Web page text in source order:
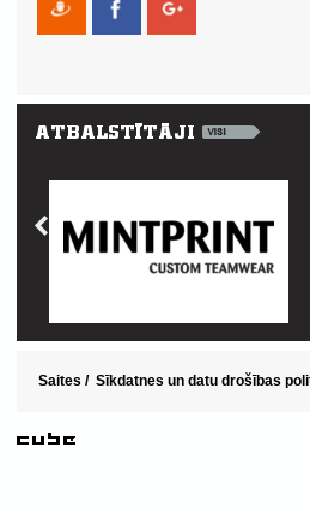
Saites / Sīkdatnes un datu drošības